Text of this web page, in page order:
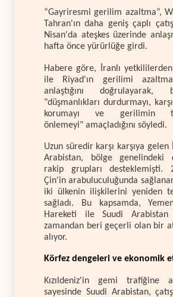
“Gayriresmi gerilim azaltma”,
Tahran'ın daha geniş çaplı
Nisan'da ateşkes üzerinde
hafta önce yürürlüğe girdi.
Habere göre, İranlı
ile Riyad'ın gerilimi azaltma
anlaştığını doğrulayarak,
"düşmanlıkları durdurmayı,
korumayı ve gerilimin
önlemeyi" amaçladığını söyledi.
Uzun süredir karşı karşıya gelen
Arabistan, bölge genelindeki
rakip grupları desteklemişti.
Çin'in arabuluculuğunda
iki ülkenin ilişkilerini yeniden
sağladı. Bu kapsamda,
Hareketi ile Suudi Arabistan
zamandan beri geçerli olan bir
alıyor.
Körfez dengeleri ve ekonomik
Kızıldeniz'in gemi trafiğine
sayesinde Suudi Arabistan,